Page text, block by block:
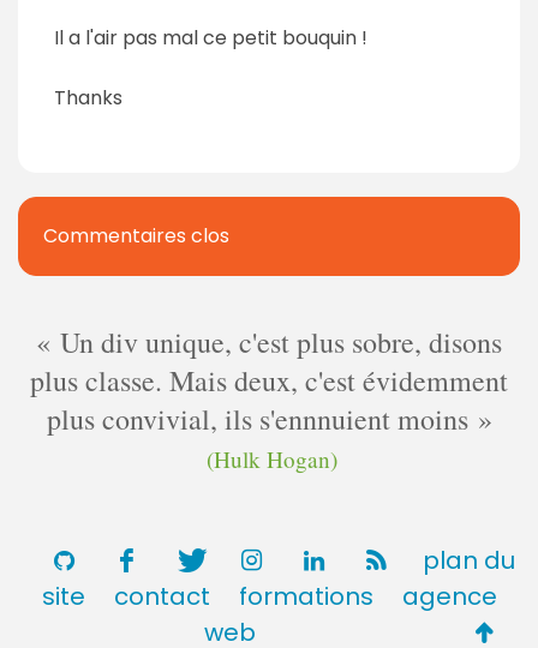
Il a l'air pas mal ce petit bouquin !
Thanks
Commentaires clos
Un div unique, c'est plus sobre, disons
plus classe. Mais deux, c'est évidemment
plus convivial, ils s'ennnuient moins
(Hulk Hogan)
plan du
site
contact formations
agence
web